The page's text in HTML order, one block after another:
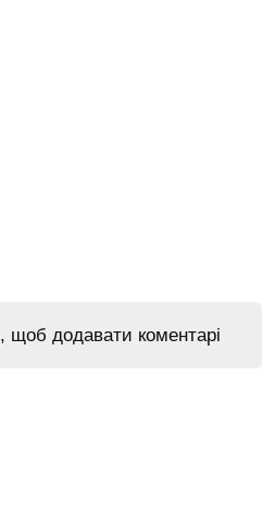
, щоб додавати коментарі